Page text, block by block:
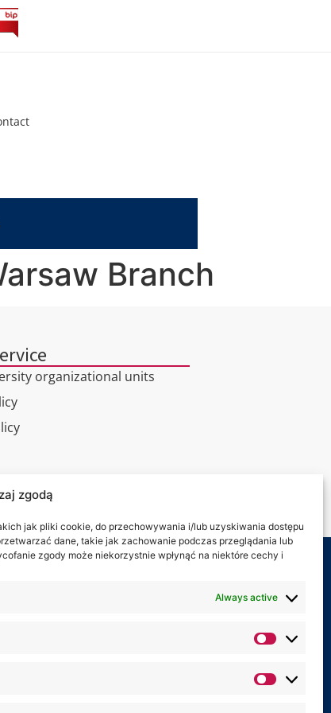
zgodą
jak pliki cookie, do przechowywania i/lub uzyskiwania dostępu
dane, takie jak zachowanie podczas przeglądania lub
zgody może niekorzystnie wpłynąć na niektóre cechy i
Always active
Branch
organizational units